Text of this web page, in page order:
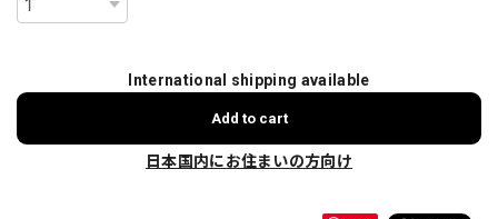
International shipping available
Add to cart
日本国内にお住まいの方向け